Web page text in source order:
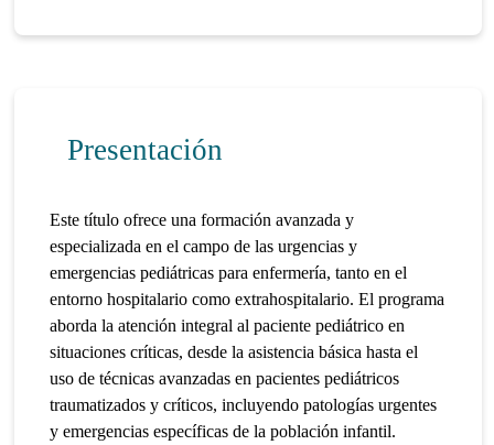
Presentación
Este título ofrece una formación avanzada y
especializada en el campo de las urgencias y
emergencias pediátricas para enfermería, tanto en el
entorno hospitalario como extrahospitalario. El programa
aborda la atención integral al paciente pediátrico en
situaciones críticas, desde la asistencia básica hasta el
uso de técnicas avanzadas en pacientes pediátricos
traumatizados y críticos, incluyendo patologías urgentes
y emergencias específicas de la población infantil.